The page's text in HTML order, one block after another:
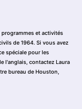
et activités
de 1964. Si vous avez
spéciale pour les
l'anglais, contactez Laura
bureau de Houston,